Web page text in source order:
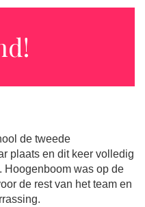
de tweede
plaats en dit keer volledig
Hoogenboom was op de
de rest van het team en